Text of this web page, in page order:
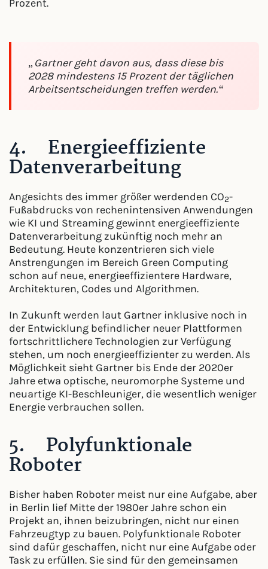
Prozent.
„Gartner geht davon aus, dass diese bis
2028 mindestens 15 Prozent der täglichen
Arbeitsentscheidungen treffen werden.“
4. Energieeffiziente
Datenverarbeitung
Angesichts des immer größer werdenden CO2-
Fußabdrucks von rechenintensiven Anwendungen
wie KI und Streaming gewinnt energieeffiziente
Datenverarbeitung zukünftig noch mehr an
Bedeutung. Heute konzentrieren sich viele
Anstrengungen im Bereich Green Computing
schon auf neue, energieeffizientere Hardware,
Architekturen, Codes und Algorithmen.
In Zukunft werden laut Gartner inklusive noch in
der Entwicklung befindlicher neuer Plattformen
fortschrittlichere Technologien zur Verfügung
stehen, um noch energieeffizienter zu werden. Als
Möglichkeit sieht Gartner bis Ende der 2020er
Jahre etwa optische, neuromorphe Systeme und
neuartige KI-Beschleuniger, die wesentlich weniger
Energie verbrauchen sollen.
5. Polyfunktionale
Roboter
Bisher haben Roboter meist nur eine Aufgabe, aber
in Berlin lief Mitte der 1980er Jahre schon ein
Projekt an, ihnen beizubringen, nicht nur einen
Fahrzeugtyp zu bauen. Polyfunktionale Roboter
sind dafür geschaffen, nicht nur eine Aufgabe oder
Task zu erfüllen. Sie sind für den gemeinsamen